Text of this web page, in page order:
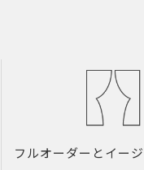
フルオーダーとイー